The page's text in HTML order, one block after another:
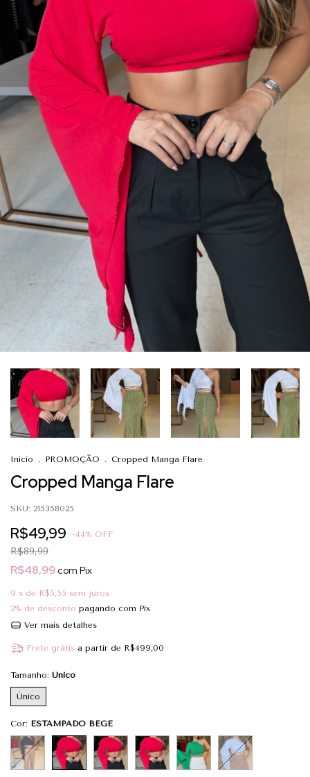
Início . PROMOÇÃO . Cropped Manga Flare
Cropped Manga Flare
SKU: 215358025
R$49,99 -44% OFF
R$89,99
R$48,99 com Pix
9 x de R$5,55 sem juros
2% de desconto pagando com Pix
Ver mais detalhes
Frete grátis a partir de R$499,00
Tamanho: Único
Único
Cor: ESTAMPADO BEGE